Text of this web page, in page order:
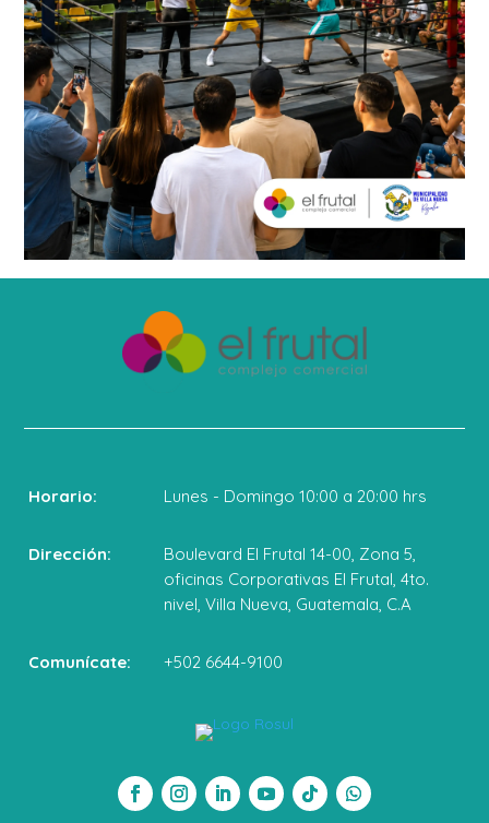
Horario: Lunes - Domingo 10:00 a 20:00 hrs
Dirección:
Boulevard El Frutal 14-00, Zona 5,
oficinas Corporativas El Frutal, 4to.
nivel, Villa Nueva, Guatemala, C.A
Comunícate: +502 6644-9100